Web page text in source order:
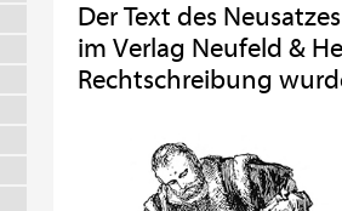
Der Text des
im Verlag Neufeld &
Rechtschreibung